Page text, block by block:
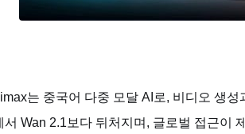
는 중국어 다중 모달 AI로, 비디오 생
서 Wan 2.1보다 뒤처지며, 글로벌 접근이